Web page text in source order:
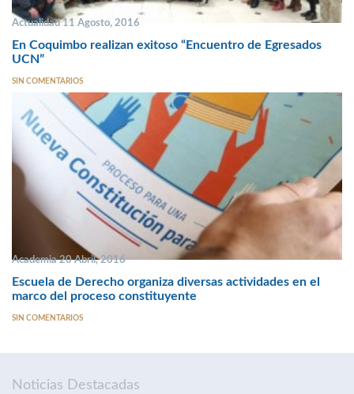
Actualidad 11 Agosto, 2016
En Coquimbo realizan exitoso “Encuentro de Egresados
UCN”
SIN COMENTARIOS
Academia 20 Abril, 2016
Escuela de Derecho organiza diversas actividades en el
marco del proceso constituyente
SIN COMENTARIOS
Noticias Destacadas